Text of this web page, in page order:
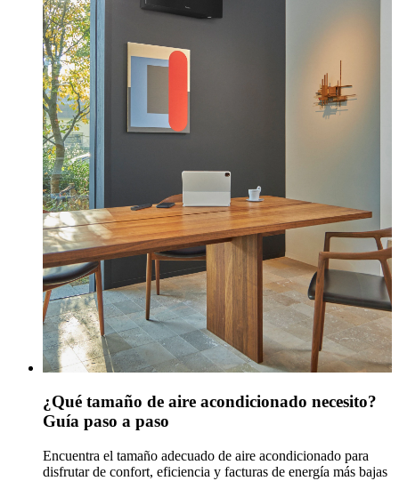
¿Qué tamaño de aire acondicionado necesito?
Guía paso a paso
Encuentra el tamaño adecuado de aire acondicionado para
disfrutar de confort, eficiencia y facturas de energía más bajas